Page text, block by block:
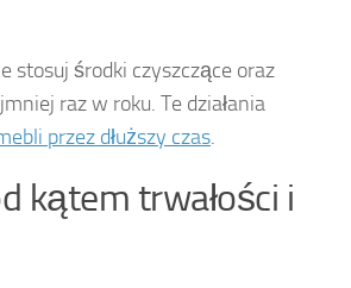
stosuj środki czyszczące oraz
raz w roku. Te działania
przez dłuższy czas.
kątem trwałości i